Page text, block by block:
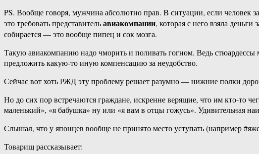
PS. Вообще говоря, мужчина абсолютно прав. В ситуации, если человек
это требовать представительавиакомпании, которая с него взяла
собирается — это вообще пипец и сок мозга.
Такую авиакомпанию надо чморить и поливать гогном. Ведь стюардессы
предложить какую-то иную компенсацию за неудобство.
Сейчас вот хоть РЖД эту проблему решает разумно — нижние полки
Но до сих пор встречаются граждане, искренне верящие, что им кто-то
маленький», «я бабушка» ну или «я вам в отцы гожусь». Удивительная
Слышал, что у японцев вообще не принято место уступать (например
Товарищ рассказывает: